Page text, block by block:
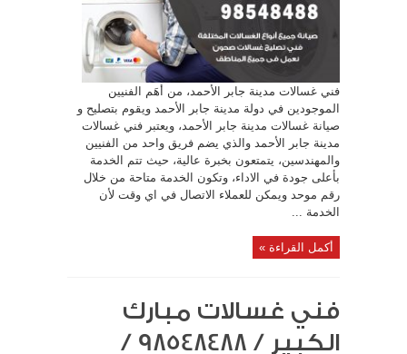
فني غسالات مدينة جابر الأحمد، من أهَم الفنيين
الموجودين في دولة مدينة جابر الأحمد ويقوم بتصليح و
صيانة غسالات مدينة جابر الأحمد، ويعتبر فني غسالات
مدينة جابر الأحمد والذي يضم فريق واحد من الفنيين
والمهندسين، يتمتعون بخبرة عالية، حيث تتم الخدمة
بأعلى جودة في الاداء، وتكون الخدمة متاحة من خلال
رقم موحد ويمكن للعملاء الاتصال في اي وقت لأن
الخدمة ...
أكمل القراءة »
فني غسالات مبارك
الكبير / 98548488 /